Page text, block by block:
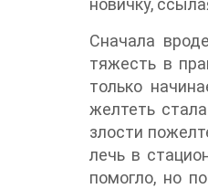
новичку,
Сначала
тяжесть в
только
желтеть
злости
лечь в
помогло, но